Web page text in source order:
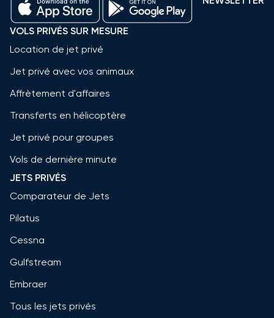
VOLS PRIVÉS SUR MESURE
Location de jet privé
Jet privé avec vos animaux
Affrètement d'affaires
Transferts en hélicoptère
Jet privé pour groupes
Vols de dernière minute
JETS PRIVÉS
Comparateur de Jets
Pilatus
Cessna
Gulfstream
Embraer
Tous les jets privés